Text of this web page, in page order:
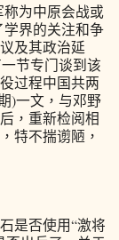
为中原会战或
界的关注和争
及其政治延
节专门谈到该
过程中国共两
)一文，与邓野
，重新检阅相
特不揣谫陋，
是否使用“激将